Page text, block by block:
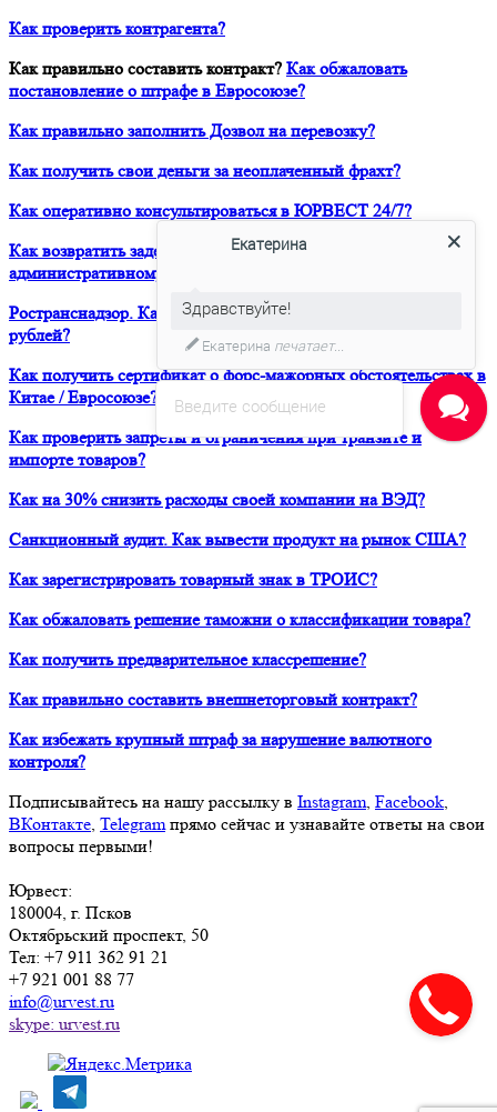
Как проверить контрагента?
Как правильно составить контракт? Как обжаловать
постановление о штрафе в Евросоюзе?
Как правильно заполнить Дозвол на перевозку?
Как получить свои деньги за неоплаченный фрахт?
Как оперативно консультироваться в ЮРВЕСТ 24/7?
Как возвратить задержанный таможней товар по
административному делу?
Ространснадзор. Как избежать штрафа в размере 200 000
рублей?
Как получить сертификат о форс-мажорных обстоятельствах в
Китае / Евросоюзе?
Как проверить запреты и ограничения при транзите и
импорте товаров?
Как на 30% снизить расходы своей компании на ВЭД?
Санкционный аудит. Как вывести продукт на рынок США?
Как зарегистрировать товарный знак в ТРОИС?
Как обжаловать решение таможни о классификации товара?
Как получить предварительное классрешение?
Как правильно составить внешнеторговый контракт?
Как избежать крупный штраф за нарушение валютного
контроля?
Подписывайтесь на нашу рассылку в Instagram, Facebook,
ВКонтакте, Telegramпрямо сейчас и узнавайте ответы на свои
вопросы первыми!
Юрвест:
180004, г. Псков
Октябрьский проспект, 50
Тел: +7 911 362 91 21
+7 921 001 88 77
info@urvest.ru
skype: urvest.ru
Введите сообщение
Екатерина
Здравствуйте!
Екатерина печатает...